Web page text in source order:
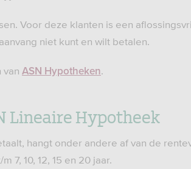
Voor deze klanten is een
niet kunt en wilt betalen.
van ASN Hypotheken.
Lineaire Hypotheek
hangt onder andere af van de
7, 10, 12, 15 en 20 jaar.